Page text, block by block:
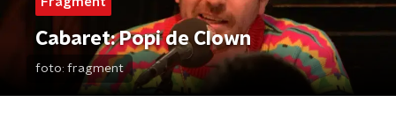
Cabaret: Popi de Clown
foto: fragment